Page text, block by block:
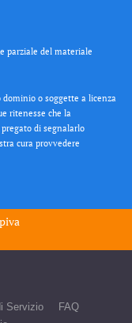
parziale del materiale
o soggette a licenza
ritenesse che la
di segnalarlo
cura provvedere
piva
Servizio
FAQ